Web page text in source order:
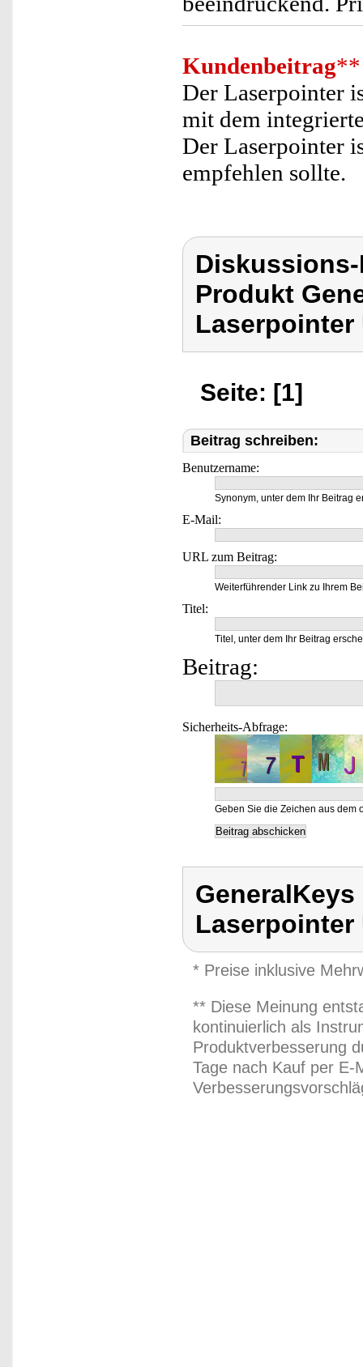
Kundenbeitrag**
Der Laserpointer
mit dem
Der Laserpointer
empfehlen sollte.
Produkt
Laserpointer
Seite: [1]
Beitrag schreiben:
Benutzername:
Synonym, unter dem Ihr Beitrag
E-Mail:
URL zum Beitrag:
Weiterführender Link zu Ihrem
Titel:
Titel, unter dem Ihr Beitrag
Beitrag:
Sicherheits-Abfrage:
Geben Sie die Zeichen aus dem
Laserpointer
* Preise inklusive
** Diese Meinung
kontinuierlich als
Produktverbesserung
Tage nach Kauf per E-